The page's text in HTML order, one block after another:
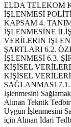
ELDA TELEKOM
İŞLENMESİ
KAPSAM 4.
İŞLENMESİNE
VERİLERİN
ŞARTLARI 6.2.
İŞLENMESİ 6.3.
KİŞİSEL
KİŞİSEL
SAĞLANMASI
İşlenmesini
Alınan Teknik
Uygun İşlenmesini
için Alınan İdari